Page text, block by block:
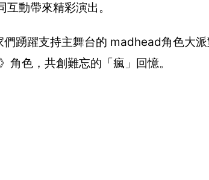
動帶來精彩演出。
踴躍支持主舞台的 madhead角色大
角色，共創難忘的「瘋」回憶。